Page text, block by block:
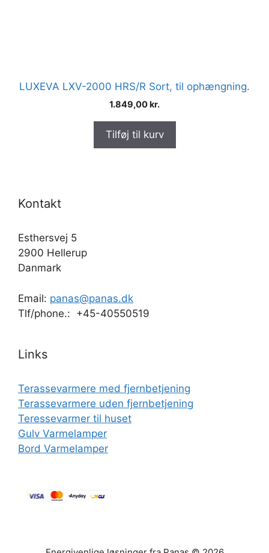
LUXEVA LXV-2000 HRS/R Sort, til ophængning.
1.849,00kr.
Tilføj til kurv
Kontakt
Esthersvej 5
2900 Hellerup
Danmark
Email: panas@panas.dk
Tlf/phone.: +45-40550519
Links
Terassevarmere med fjernbetjening
Terassevarmere uden fjernbetjening
Teressevarmer til huset
Gulv Varmelamper
Bord Varmelamper